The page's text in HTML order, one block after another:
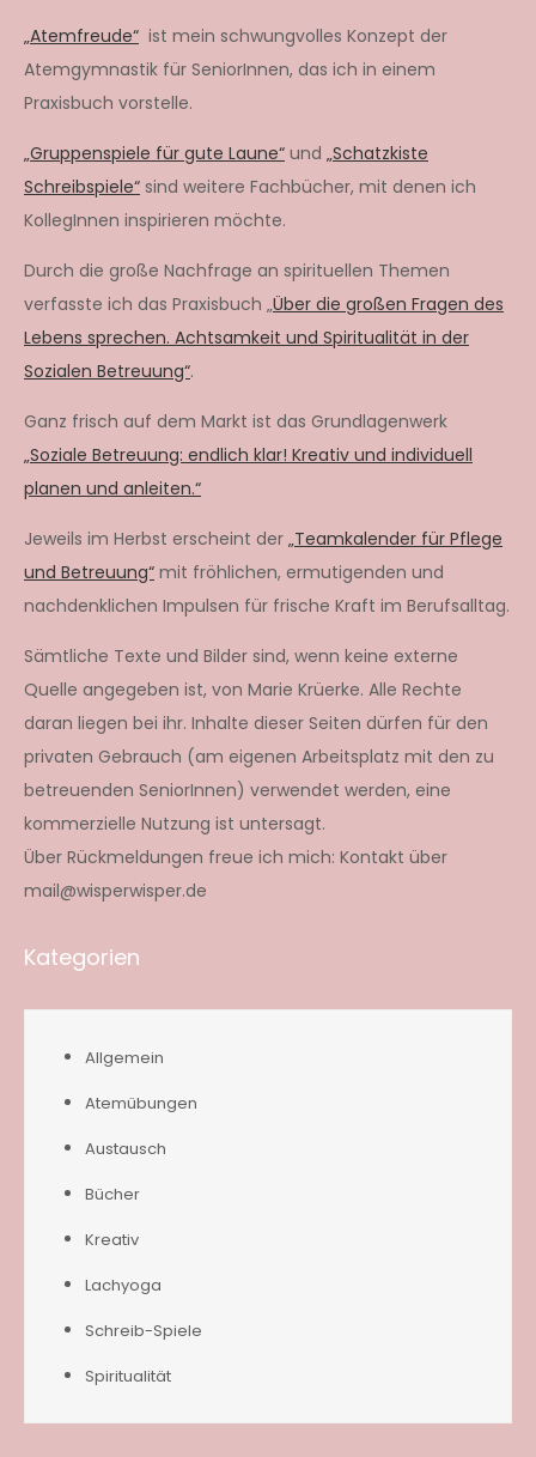
„Atemfreude“ ist mein schwungvolles Konzept der
Atemgymnastik für SeniorInnen, das ich in einem
Praxisbuch vorstelle.
„Gruppenspiele für gute Laune“ und „Schatzkiste
Schreibspiele“ sind weitere Fachbücher, mit denen ich
KollegInnen inspirieren möchte.
Durch die große Nachfrage an spirituellen Themen
verfasste ich das Praxisbuch „Über die großen Fragen des
Lebens sprechen. Achtsamkeit und Spiritualität in der
Sozialen Betreuung“.
Ganz frisch auf dem Markt ist das Grundlagenwerk
„Soziale Betreuung: endlich klar! Kreativ und individuell
planen und anleiten.“
Jeweils im Herbst erscheint der „Teamkalender für Pflege
und Betreuung“ mit fröhlichen, ermutigenden und
nachdenklichen Impulsen für frische Kraft im Berufsalltag.
Sämtliche Texte und Bilder sind, wenn keine externe
Quelle angegeben ist, von Marie Krüerke. Alle Rechte
daran liegen bei ihr. Inhalte dieser Seiten dürfen für den
privaten Gebrauch (am eigenen Arbeitsplatz mit den zu
betreuenden SeniorInnen) verwendet werden, eine
kommerzielle Nutzung ist untersagt.
Über Rückmeldungen freue ich mich: Kontakt über
mail@wisperwisper.de
Kategorien
Allgemein
Atemübungen
Austausch
Bücher
Kreativ
Lachyoga
Schreib-Spiele
Spiritualität